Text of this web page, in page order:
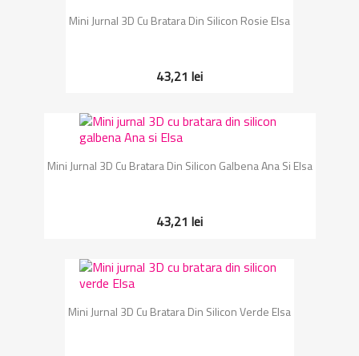
Mini Jurnal 3D Cu Bratara Din Silicon Rosie Elsa
43,21 lei
Mini Jurnal 3D Cu Bratara Din Silicon Galbena Ana Si Elsa
43,21 lei
Mini Jurnal 3D Cu Bratara Din Silicon Verde Elsa